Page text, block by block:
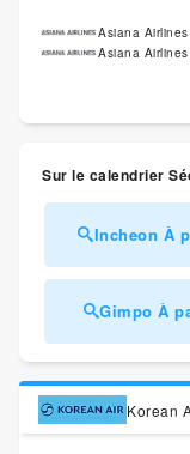
Asiana Airlines
Asiana Airlines
Sur le calendrier
Incheon À
Gimpo À
Korean